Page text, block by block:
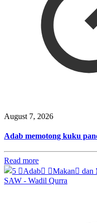
August 7, 2026
Adab memotong kuku
Read more